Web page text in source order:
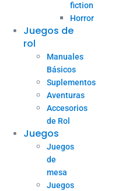
fiction
Horror
Juegos de
rol
Manuales
Básicos
Suplementos
Aventuras
Accesorios
de Rol
Juegos
Juegos
de
mesa
Juegos